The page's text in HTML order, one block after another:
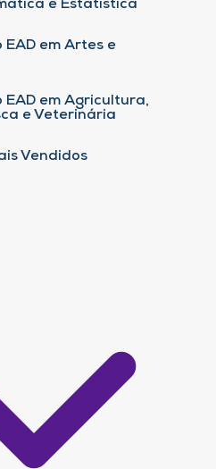
e Estatística
em Artes e
em Agricultura,
e Veterinária
Vendidos